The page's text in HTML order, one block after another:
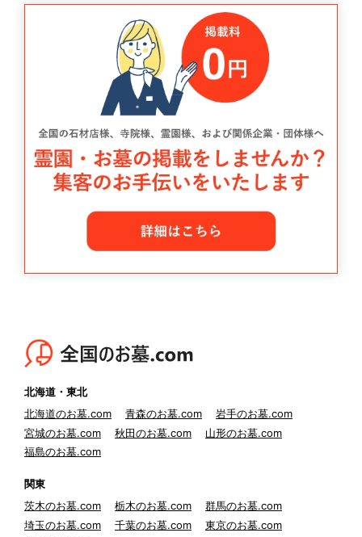
北海道・東北
北海道のお墓.com
青森のお墓.com
岩手のお墓.com
宮城のお墓.com
秋田のお墓.com
山形のお墓.com
福島のお墓.com
関東
茨木のお墓.com
栃木のお墓.com
群馬のお墓.com
埼玉のお墓.com
千葉のお墓.com
東京のお墓.com